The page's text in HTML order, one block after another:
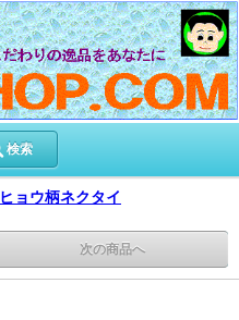
検索
ヒョウ柄ネクタイ
次の商品へ